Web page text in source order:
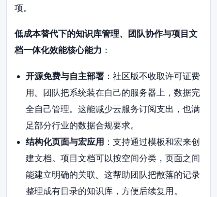
项。
低成本替代下的知识库管理、团队协作与项目文
档一体化效能核心能力 ：
开源免费与自主部署：社区版不收取许可证费
用。团队把系统装在自己的服务器上，数据完
全自己管理。这能减少云服务订阅支出，也满
足部分行业的数据合规要求。
结构化页面与宏应用 ：支持通过模板和宏来创
建文档。项目文档可以按空间分类，页面之间
能建立明确的关联。这帮助团队把散落的记录
整理成有目录的知识库，方便后续复用。